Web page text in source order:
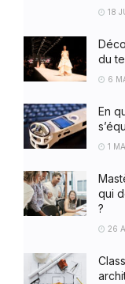
18
du
6
En
1
qui
?
26